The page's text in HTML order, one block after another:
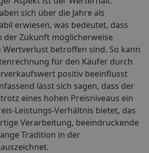
sich über die Jahre als
erwiesen, was bedeutet, dass
der Zukunft möglicherweise
betroffen sind. So kann
für den Käufer durch
positiv beeinflusst
lässt sich sagen, dass der
eines hohen Preisniveaus ein
Leistungs-Verhältnis bietet, das
Verarbeitung, beeindruckende
Tradition in der